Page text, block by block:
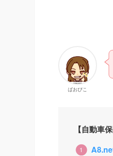
ぱおぴこ
【自動車